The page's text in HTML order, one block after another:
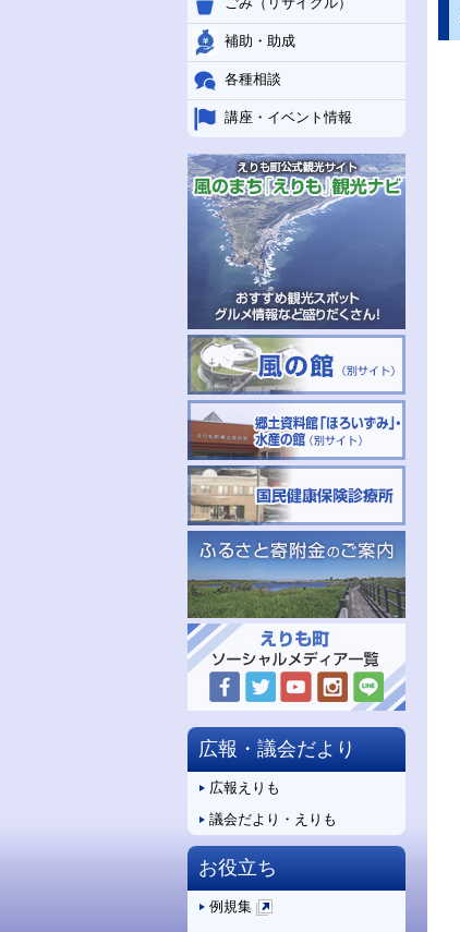
補助・助成
各種相談
講座・イベント情報
広報・議会だより
広報えりも
議会だより・えりも
お役立ち
例規集